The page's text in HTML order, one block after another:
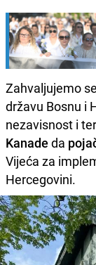
Zahvaljujemo
državu Bosnu i
nezavisnost i
Kanade da
Vijeća za
Hercegovini.